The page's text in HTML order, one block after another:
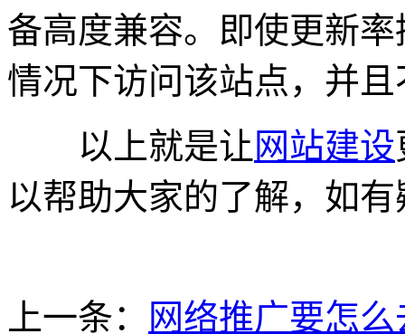
备高度兼容。即使更新
情况下访问该站点，并
以上就是让 网站建设
以帮助大家的了解，如
上一条： 网络推广要怎